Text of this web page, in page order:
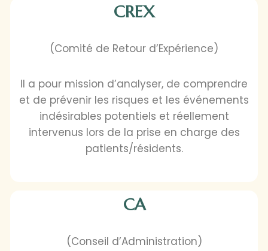
CREX
(Comité de Retour d’Expérience)
Il a pour mission d’analyser, de comprendre
et de prévenir les risques et les événements
indésirables potentiels et réellement
intervenus lors de la prise en charge des
patients/résidents.
CA
(Conseil d’Administration)